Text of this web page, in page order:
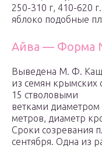
250-310 г, 410-620
яблоко подобные
Айва — Форма
Выведена М. Ф.
из семян крымских
15 стволовыми
ветками диаметром
метров, диаметр
Сроки созревания
сентября. Одна из